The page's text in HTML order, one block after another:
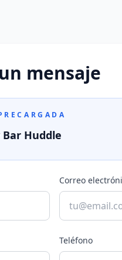
mensaje
Huddle
Correo
Teléfono